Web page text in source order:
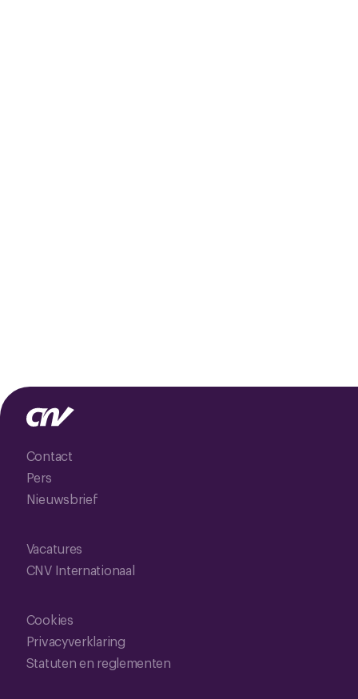
Contact
Pers
Nieuwsbrief
Vacatures
CNV Internationaal
Cookies
Privacyverklaring
Statuten en reglementen